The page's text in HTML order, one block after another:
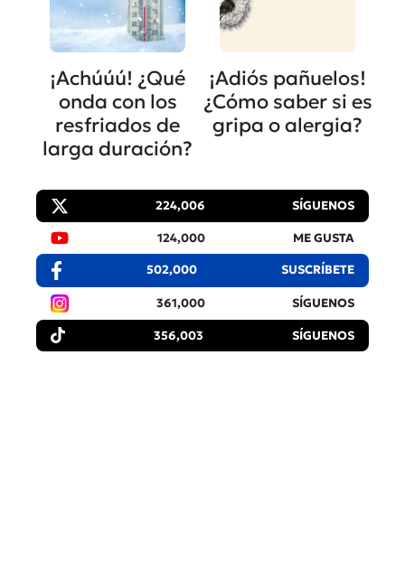
¡Achúúú! ¿Qué
onda con los
resfriados de
larga duración?
¡Adiós pañuelos!
¿Cómo saber si es
gripa o alergia?
224,006 SÍGUENOS
124,000 ME GUSTA
502,000 SUSCRÍBETE
361,000 SÍGUENOS
356,003 SÍGUENOS